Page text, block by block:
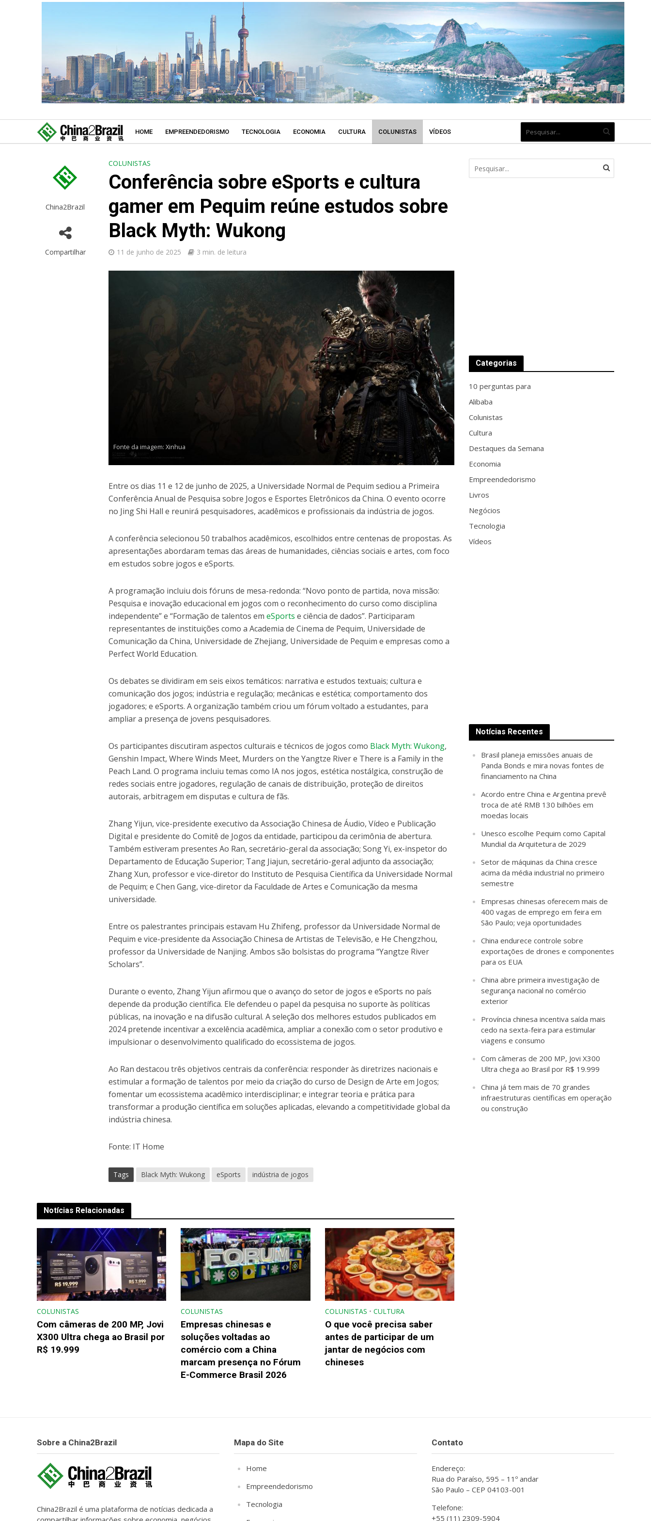
HOME EMPREENDEDORISMO TECNOLOGIA ECONOMIA CULTURA COLUNISTAS VÍDEOS
China2Brazil
Compartilhar
COLUNISTAS
Conferência sobre eSports e cultura
gamer em Pequim reúne estudos sobre
Black Myth: Wukong
11 de junho de 2025 3 min. de leitura
Fonte da imagem: Xinhua
Entre os dias 11 e 12 de junho de 2025, a Universidade Normal de Pequim sediou a Primeira
Conferência Anual de Pesquisa sobre Jogos e Esportes Eletrônicos da China. O evento ocorre
no Jing Shi Hall e reunirá pesquisadores, acadêmicos e profissionais da indústria de jogos.
A conferência selecionou 50 trabalhos acadêmicos, escolhidos entre centenas de propostas. As
apresentações abordaram temas das áreas de humanidades, ciências sociais e artes, com foco
em estudos sobre jogos e eSports.
A programação incluiu dois fóruns de mesa-redonda: “Novo ponto de partida, nova missão:
Pesquisa e inovação educacional em jogos com o reconhecimento do curso como disciplina
independente” e “Formação de talentos emeSports e ciência de dados”. Participaram
representantes de instituições como a Academia de Cinema de Pequim, Universidade de
Comunicação da China, Universidade de Zhejiang, Universidade de Pequim e empresas como a
Perfect World Education.
Os debates se dividiram em seis eixos temáticos: narrativa e estudos textuais; cultura e
comunicação dos jogos; indústria e regulação; mecânicas e estética; comportamento dos
jogadores; e eSports. A organização também criou um fórum voltado a estudantes, para
ampliar a presença de jovens pesquisadores.
Os participantes discutiram aspectos culturais e técnicos de jogos como Black Myth: Wukong,
Genshin Impact, Where Winds Meet, Murders on the Yangtze River e There is a Family in the
Peach Land. O programa incluiu temas como IA nos jogos, estética nostálgica, construção de
redes sociais entre jogadores, regulação de canais de distribuição, proteção de direitos
autorais, arbitragem em disputas e cultura de fãs.
Zhang Yijun, vice-presidente executivo da Associação Chinesa de Áudio, Vídeo e Publicação
Digital e presidente do Comitê de Jogos da entidade, participou da cerimônia de abertura.
Também estiveram presentes Ao Ran, secretário-geral da associação; Song Yi, ex-inspetor do
Departamento de Educação Superior; Tang Jiajun, secretário-geral adjunto da associação;
Zhang Xun, professor e vice-diretor do Instituto de Pesquisa Científica da Universidade Normal
de Pequim; e Chen Gang, vice-diretor da Faculdade de Artes e Comunicação da mesma
universidade.
Entre os palestrantes principais estavam Hu Zhifeng, professor da Universidade Normal de
Pequim e vice-presidente da Associação Chinesa de Artistas de Televisão, e He Chengzhou,
professor da Universidade de Nanjing. Ambos são bolsistas do programa “Yangtze River
Scholars”.
Durante o evento, Zhang Yijun afirmou que o avanço do setor de jogos e eSports no país
depende da produção científica. Ele defendeu o papel da pesquisa no suporte às políticas
públicas, na inovação e na difusão cultural. A seleção dos melhores estudos publicados em
2024 pretende incentivar a excelência acadêmica, ampliar a conexão com o setor produtivo e
impulsionar o desenvolvimento qualificado do ecossistema de jogos.
Ao Ran destacou três objetivos centrais da conferência: responder às diretrizes nacionais e
estimular a formação de talentos por meio da criação do curso de Design de Arte em Jogos;
fomentar um ecossistema acadêmico interdisciplinar; e integrar teoria e prática para
transformar a produção científica em soluções aplicadas, elevando a competitividade global da
indústria chinesa.
Fonte: IT Home
Tags Black Myth: Wukong eSports indústria de jogos
Notícias Relacionadas
COLUNISTAS
Com câmeras de 200 MP, Jovi
X300 Ultra chega ao Brasil por
R$ 19.999
COLUNISTAS
Empresas chinesas e
soluções voltadas ao
comércio com a China
marcam presença no Fórum
E-Commerce Brasil 2026
COLUNISTAS • CULTURA
O que você precisa saber
antes de participar de um
jantar de negócios com
chineses
Categorias
10 perguntas para
Alibaba
Colunistas
Cultura
Destaques da Semana
Economia
Empreendedorismo
Livros
Negócios
Tecnologia
Vídeos
Notícias Recentes
Brasil planeja emissões anuais de
Panda Bonds e mira novas fontes de
financiamento na China
Acordo entre China e Argentina prevê
troca de até RMB 130 bilhões em
moedas locais
Unesco escolhe Pequim como Capital
Mundial da Arquitetura de 2029
Setor de máquinas da China cresce
acima da média industrial no primeiro
semestre
Empresas chinesas oferecem mais de
400 vagas de emprego em feira em
São Paulo; veja oportunidades
China endurece controle sobre
exportações de drones e componentes
para os EUA
China abre primeira investigação de
segurança nacional no comércio
exterior
Província chinesa incentiva saída mais
cedo na sexta-feira para estimular
viagens e consumo
Com câmeras de 200 MP, Jovi X300
Ultra chega ao Brasil por R$ 19.999
China já tem mais de 70 grandes
infraestruturas científicas em operação
ou construção
Sobre a China2Brazil
China2Brazil é uma plataforma de notícias dedicada a
Mapa do Site
Home
Empreendedorismo
Tecnologia
Contato
Endereço:
Rua do Paraíso, 595 – 11º andar
São Paulo – CEP 04103-001
Telefone:
+55 (11) 2309-5904